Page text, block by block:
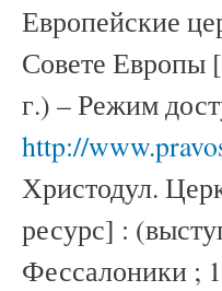
Европейские
Совете Европы
г.) – Режим
http://
Христодул.
ресурс] :
Фессалоники ;